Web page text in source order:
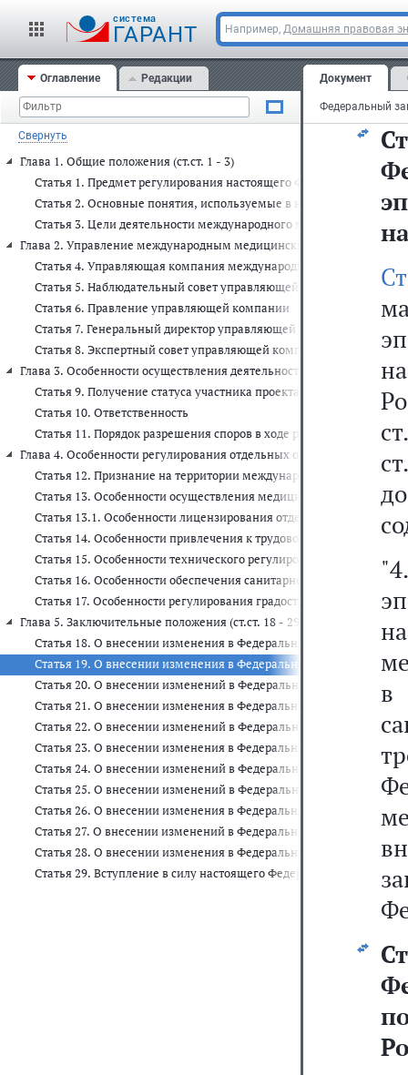
cистема
ГАРАНТ Например, Домашняя правовая
Оглавление Редакции
Свернуть
Глава 1. Общие положения (ст.ст. 1 - 3)
Статья 1. Предмет регулирования настоящего Федерального
Статья 2. Основные понятия, используемые в настоящем
Статья 3. Цели деятельности международного медицинского
Глава 2. Управление международным медицинским кластером
Статья 4. Управляющая компания международного медицинского
Статья 5. Наблюдательный совет управляющей компании
Статья 6. Правление управляющей компании
Статья 7. Генеральный директор управляющей компании
Статья 8. Экспертный совет управляющей компании
Глава 3. Особенности осуществления деятельности участниками
Статья 9. Получение статуса участника проекта и особенности
Статья 10. Ответственность
Статья 11. Порядок разрешения споров в ходе реализации
Глава 4. Особенности регулирования отдельных отношений при
Статья 12. Признание на территории международного
Статья 13. Особенности осуществления медицинской
Статья 13.1. Особенности лицензирования отдельных видов
Статья 14. Особенности привлечения к трудовой деятельности
Статья 15. Особенности технического регулирования на
Статья 16. Особенности обеспечения санитарно-
Статья 17. Особенности регулирования градостроительной
Глава 5. Заключительные положения (ст.ст. 18 - 29)
Статья 18. О внесении изменения в Федеральный закон "О
Статья 19. О внесении изменения в Федеральный закон "О
Статья 20. О внесении изменений в Федеральный закон "О
Статья 21. О внесении изменения в Федеральный закон "О
Статья 22. О внесении изменений в Федеральный закон "Об
Статья 23. О внесении изменения в Федеральный закон "О
Статья 24. О внесении изменений в Федеральный закон "Об
Статья 25. О внесении изменений в Федеральный закон "Об
Статья 26. О внесении изменения в Федеральный закон "О
Статья 27. О внесении изменений в Федеральный закон "Об
Статья 28. О внесении изменения в Федеральный закон "Об
Статья 29. Вступление в силу настоящего Федерального закона
Документ
в